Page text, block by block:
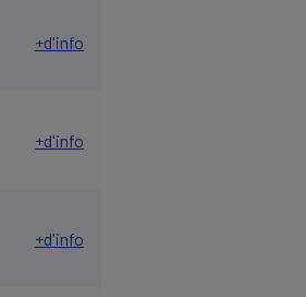
+d'info
+d'info
+d'info